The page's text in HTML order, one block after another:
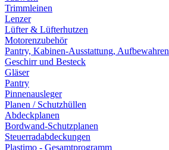
Trimmleinen
Lenzer
Lüfter & Lüfterhutzen
Motorenzubehör
Pantry, Kabinen-Ausstattung, Aufbewahren
Geschirr und Besteck
Gläser
Pantry
Pinnenausleger
Planen / Schutzhüllen
Abdeckplanen
Bordwand-Schutzplanen
Steuerradabdeckungen
Plastimo - Gesamtprogramm